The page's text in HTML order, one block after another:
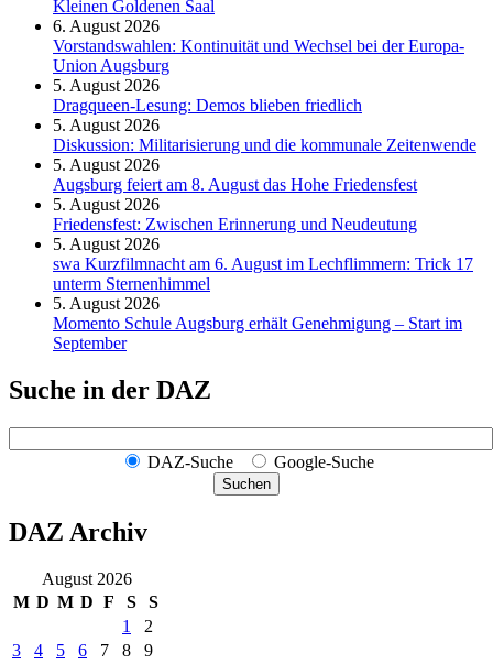
Kleinen Goldenen Saal
6. August 2026
Vorstandswahlen: Kontinuität und Wechsel bei der Europa-
Union Augsburg
5. August 2026
Dragqueen-Lesung: Demos blieben friedlich
5. August 2026
Diskussion: Mi­li­ta­ri­sie­rung und die kommunale Zeitenwende
5. August 2026
Augsburg feiert am 8. August das Hohe Friedensfest
5. August 2026
Friedensfest: Zwischen Erinnerung und Neudeutung
5. August 2026
swa Kurz­film­nacht am 6. August im Lech­flim­mern: Trick 17
unterm Sternen­himmel
5. August 2026
Momento Schule Augsburg erhält Genehmigung – Start im
September
Suche in der DAZ
DAZ-Suche Google-Suche
Suchen
DAZ Archiv
August 2026
M D M D F S
S
1
2
3
4 5 6 7 8
9